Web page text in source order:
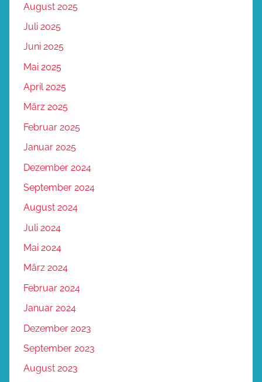
August 2025
Juli 2025
Juni 2025
Mai 2025
April 2025
März 2025
Februar 2025
Januar 2025
Dezember 2024
September 2024
August 2024
Juli 2024
Mai 2024
März 2024
Februar 2024
Januar 2024
Dezember 2023
September 2023
August 2023